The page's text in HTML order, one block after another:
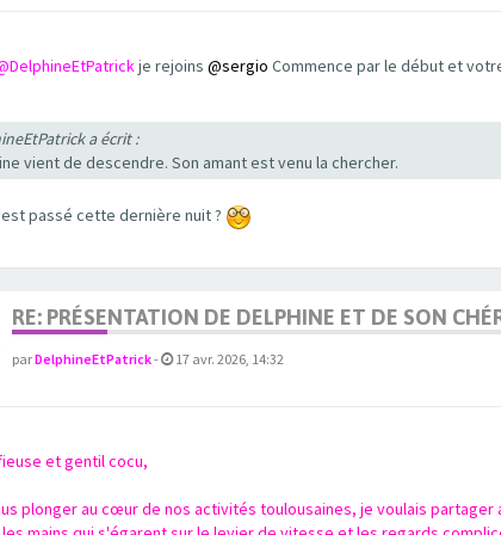
je rejoins @sergio Commence par le début et
a écrit :
vient de descendre. Son amant est venu la chercher.
passé cette dernière nuit ?
RE: PRÉSENTATION DE DELPHINE ET DE SON
parDelphineEtPatrick- 17 avr. 2026, 14:32
et gentil cocu,
plonger au cœur de nos activités toulousaines, je voulais